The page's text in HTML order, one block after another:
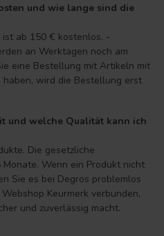
und wie lange sind die
ab 150 € kostenlos. -
an Werktagen noch am
eine Bestellung mit Artikeln mit
wird die Bestellung erst
und welche Qualität kann ich
Die gesetzliche
Wenn ein Produkt nicht
Sie es bei Degros problemlos
Keurmerk verbunden,
und zuverlässig macht.